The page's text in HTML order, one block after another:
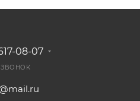
08-07
ЗВОНОК